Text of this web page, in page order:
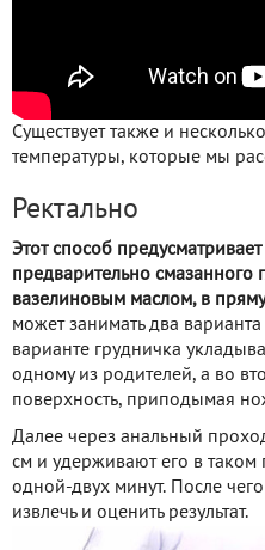
Существует также и
температуры, которые мы
Ректально
Этот способ
предварительно
вазелиновым маслом, в
может занимать два
варианте грудничка
одному из родителей, а во
поверхность, приподымая
Далее через анальный
см и удерживают его в
одной-двух минут. После
извлечь и оценить результат.